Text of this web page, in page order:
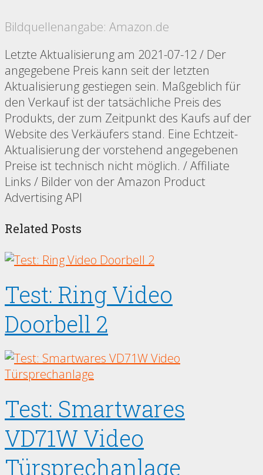
Bildquellenangabe: Amazon.de
Letzte Aktualisierung am 2021-07-12 / Der
angegebene Preis kann seit der letzten
Aktualisierung gestiegen sein. Maßgeblich für
den Verkauf ist der tatsächliche Preis des
Produkts, der zum Zeitpunkt des Kaufs auf der
Website des Verkäufers stand. Eine Echtzeit-
Aktualisierung der vorstehend angegebenen
Preise ist technisch nicht möglich. / Affiliate
Links / Bilder von der Amazon Product
Advertising API
Related Posts
Test: Ring Video
Doorbell 2
Test: Smartwares
VD71W Video
Türsprechanlage